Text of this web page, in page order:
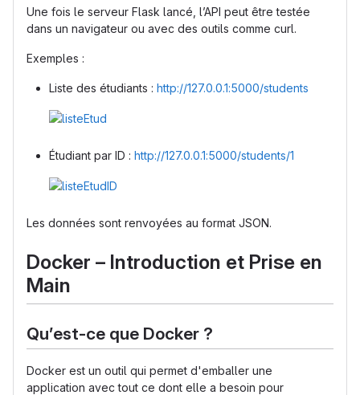
Une fois le serveur Flask lancé, l’API peut être testée
dans un navigateur ou avec des outils comme curl.
Exemples :
Liste des étudiants : http://127.0.0.1:5000/students
Étudiant par ID : http://127.0.0.1:5000/students/1
Les données sont renvoyées au format JSON.
Docker – Introduction et Prise en
Main
Qu’est-ce que Docker ?
Docker est un outil qui permet d'emballer une
application avec tout ce dont elle a besoin pour